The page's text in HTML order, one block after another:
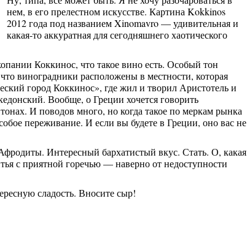
нем, в его прелестном искусстве. Картина Kokkinos
2012 года под названием Xinomavro — удивительная и
какая-то аккуратная для сегодняшнего хаотического
Коккинос, что такое вино есть. Особый тон
виноградники расположены в местности, которая
город Коккинос», где жил и творил Аристотель и
Вообще, о Греции хочется говорить
И поводов много, но когда такое по меркам рынка
переживание. И если вы будете в Греции, оно вас не
Интересный бархатистый вкус. Стать. О, какая
с приятной горечью — наверно от недоступности
сладость. Вносите сыр!